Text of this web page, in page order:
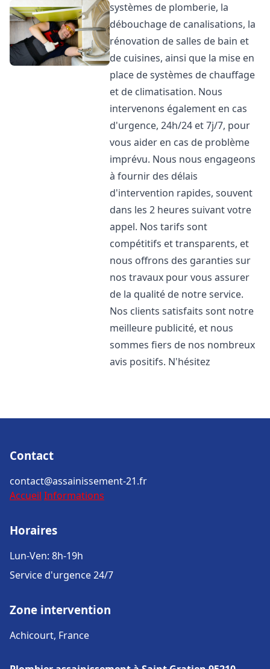
systèmes de plomberie, la
débouchage de canalisations, la
rénovation de salles de bain et
de cuisines, ainsi que la mise en
place de systèmes de chauffage
et de climatisation. Nous
intervenons également en cas
d'urgence, 24h/24 et 7j/7, pour
vous aider en cas de problème
imprévu. Nous nous engageons
à fournir des délais
d'intervention rapides, souvent
dans les 2 heures suivant votre
appel. Nos tarifs sont
compétitifs et transparents, et
nous offrons des garanties sur
nos travaux pour vous assurer
de la qualité de notre service.
Nos clients satisfaits sont notre
meilleure publicité, et nous
sommes fiers de nos nombreux
avis positifs. N'hésitez
Contact
contact@assainissement-21.fr
Accueil Informations
Horaires
Lun-Ven: 8h-19h
Service d'urgence 24/7
Zone intervention
Achicourt, France